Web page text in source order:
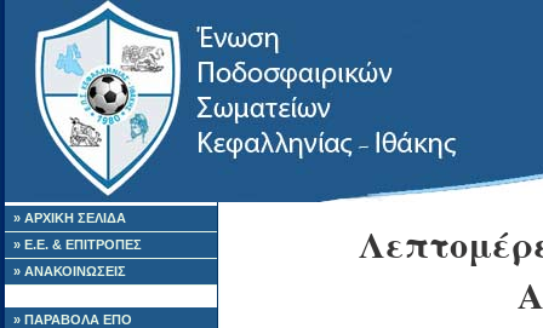
» ΑΡΧΙΚΗ ΣΕΛΙΔΑ
» Ε.Ε. & ΕΠΙΤΡΟΠΕΣ
» ΑΝΑΚΟΙΝΩΣΕΙΣ
» ΠΑΡΑΒΟΛΑ ΕΠΟ